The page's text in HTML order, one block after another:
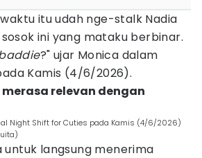
itu udah nge-stalk Nadia
ini yang mataku berbinar.
?" ujar Monica dalam
Kamis (4/6/2026).
relevan dengan
Night Shift for Cuties pada Kamis (4/6/2026)
untuk langsung menerima